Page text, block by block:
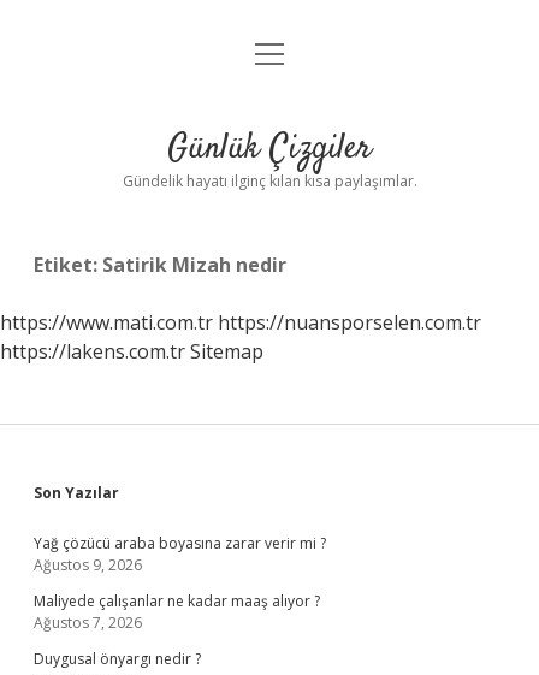
Anasayfa
Yasal Uyarı
menüyü
Günlük Çizgiler
Gündelik hayatı ilginç kılan kısa paylaşımlar.
Etiket: Satirik Mizah nedir
https://www.mati.com.tr https://nuansporselen.com.tr
https://lakens.com.trSitemap
Sidebar
Son Yazılar
Yağ çözücü araba boyasına zarar verir mi ?
Ağustos 9, 2026
Maliyede çalışanlar ne kadar maaş alıyor ?
Ağustos 7, 2026
Duygusal önyargı nedir ?